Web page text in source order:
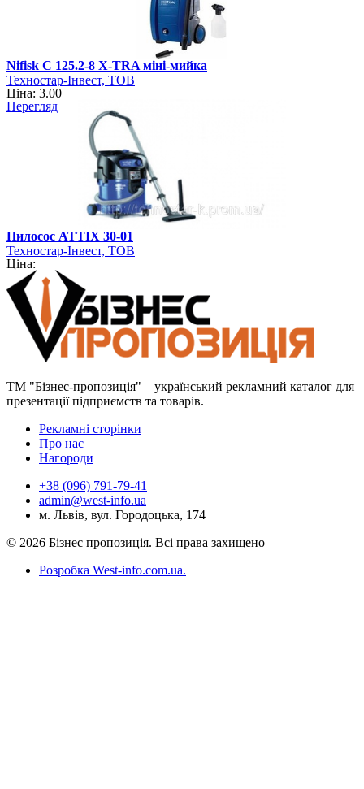
Nifisk C 125.2-8 X-TRA міні-мийка
Техностар-Інвест, ТОВ
Ціна: 3.00
Перегляд
Пилосос ATTIX 30-01
Техностар-Інвест, ТОВ
Ціна:
ТМ "Бізнес-пропозиція" – український рекламний каталог для
презентації підприємств та товарів.
Рекламні сторінки
Про нас
Нагороди
+38 (096) 791-79-41
admin@west-info.ua
м. Львів, вул. Городоцька, 174
© 2026 Бізнес пропозиція. Всі права захищено
Розробка West-info.com.ua.